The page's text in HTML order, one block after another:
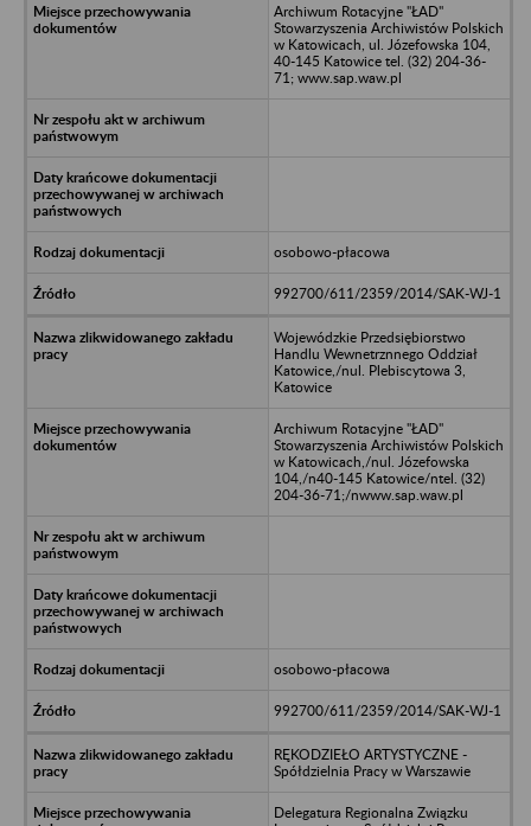
Archiwum Rotacyjne "ŁAD"
Stowarzyszenia Archiwistów Polskich
w Katowicach, ul. Józefowska 104,
40-145 Katowice tel. (32) 204-36-
71; www.sap.waw.pl
osobowo-płacowa
992700/611/2359/2014/SAK-WJ-1
Wojewódzkie Przedsiębiorstwo
Handlu Wewnetrznnego Oddział
Katowice,/nul. Plebiscytowa 3,
Katowice
Archiwum Rotacyjne "ŁAD"
Stowarzyszenia Archiwistów Polskich
w Katowicach,/nul. Józefowska
104,/n40-145 Katowice/ntel. (32)
204-36-71;/nwww.sap.waw.pl
osobowo-płacowa
992700/611/2359/2014/SAK-WJ-1
RĘKODZIEŁO ARTYSTYCZNE -
Spółdzielnia Pracy w Warszawie
Delegatura Regionalna Związku